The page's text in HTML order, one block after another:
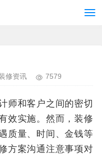
修资讯 7579
师和客户之间的密切
效实施。然而，装修
质量、时间、金钱等
方案沟通注意事项对